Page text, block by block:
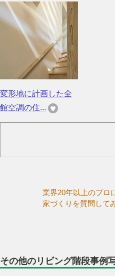
変形地に計画した全
館空調の住...
業界20年以上のプロ
家づくりを質問して
その他のリビング階段事例